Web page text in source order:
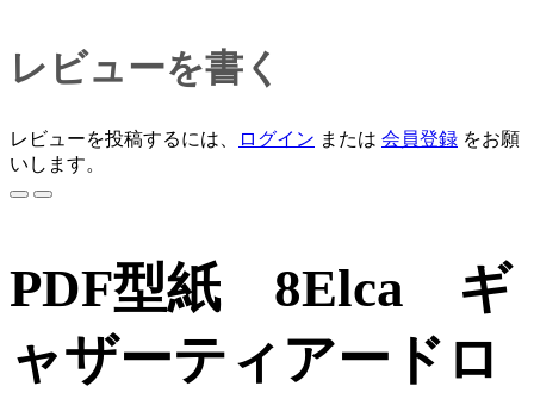
レビューを書く
レビューを投稿するには、 ログイン または 会員登録 をお願
いします。
PDF型紙 8Elca ギ
ャザーティアードロ